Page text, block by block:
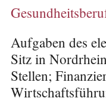
Aufgaben des
Sitz in
Stellen;